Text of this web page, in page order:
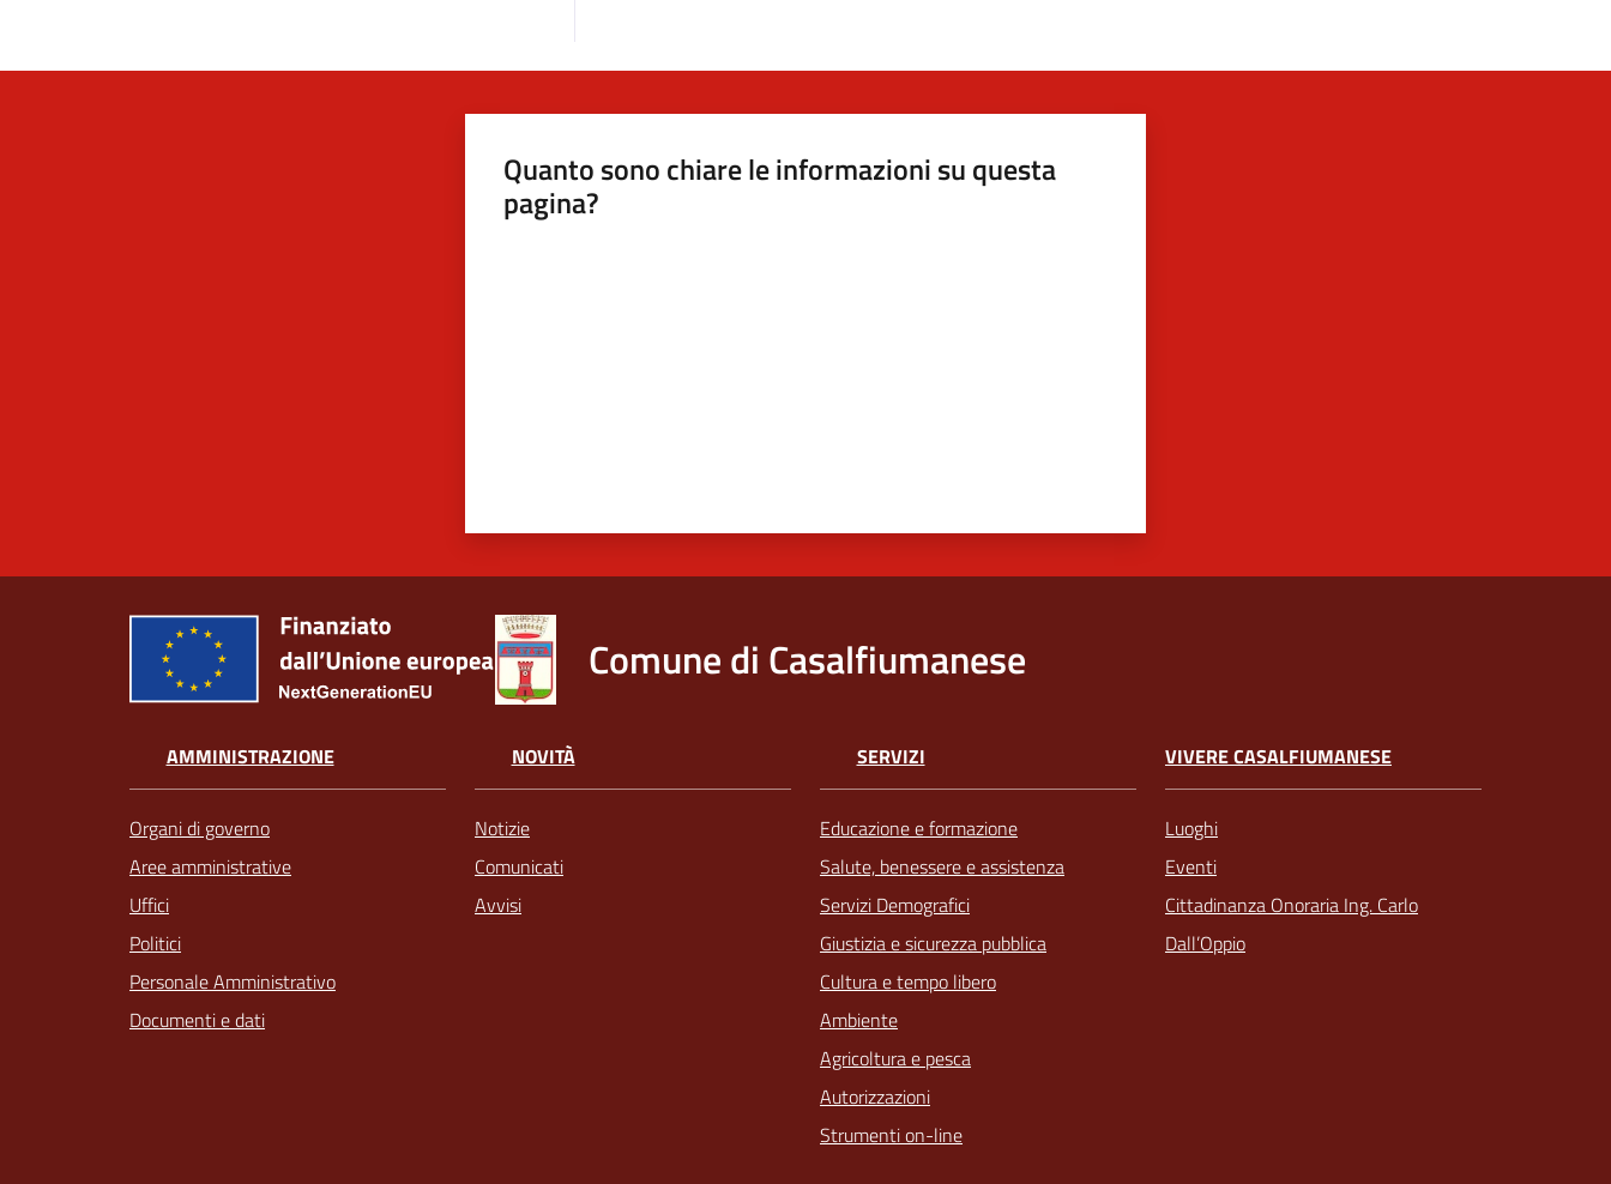
Quanto sono chiare le informazioni su questa
pagina?
Comune di Casalfiumanese
AMMINISTRAZIONE
Organi di governo
Aree amministrative
Uffici
Politici
Personale Amministrativo
Documenti e dati
NOVITÀ
Notizie
Comunicati
Avvisi
SERVIZI
Educazione e formazione
Salute, benessere e assistenza
Servizi Demografici
Giustizia e sicurezza pubblica
Cultura e tempo libero
Ambiente
Agricoltura e pesca
Autorizzazioni
Strumenti on-line
VIVERE CASALFIUMANESE
Luoghi
Eventi
Cittadinanza Onoraria Ing. Carlo
Dall’Oppio